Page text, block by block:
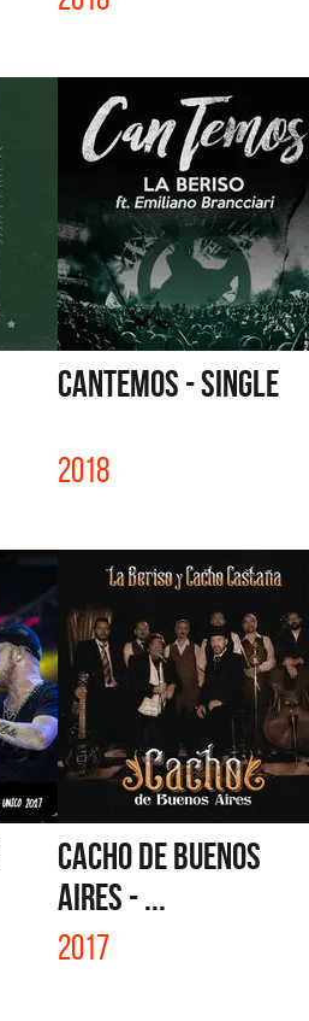
CANTEMOS - SINGLE
2018
CACHO DE BUENOS
AIRES - ...
2017